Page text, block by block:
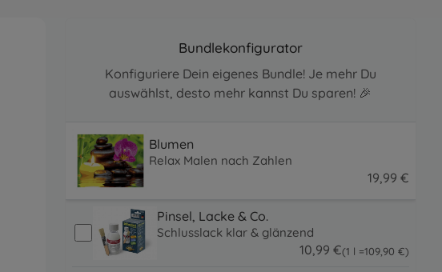
Bundlekonfigurator
Konfiguriere Dein eigenes Bundle! Je mehr Du
auswählst, desto mehr kannst Du sparen! 🎉
Blumen
Relax Malen nach Zahlen
19,99 €
Pinsel, Lacke & Co.
Schlusslack klar & glänzend
10,99 €(1 l =109,90 €
109.9 EUR )